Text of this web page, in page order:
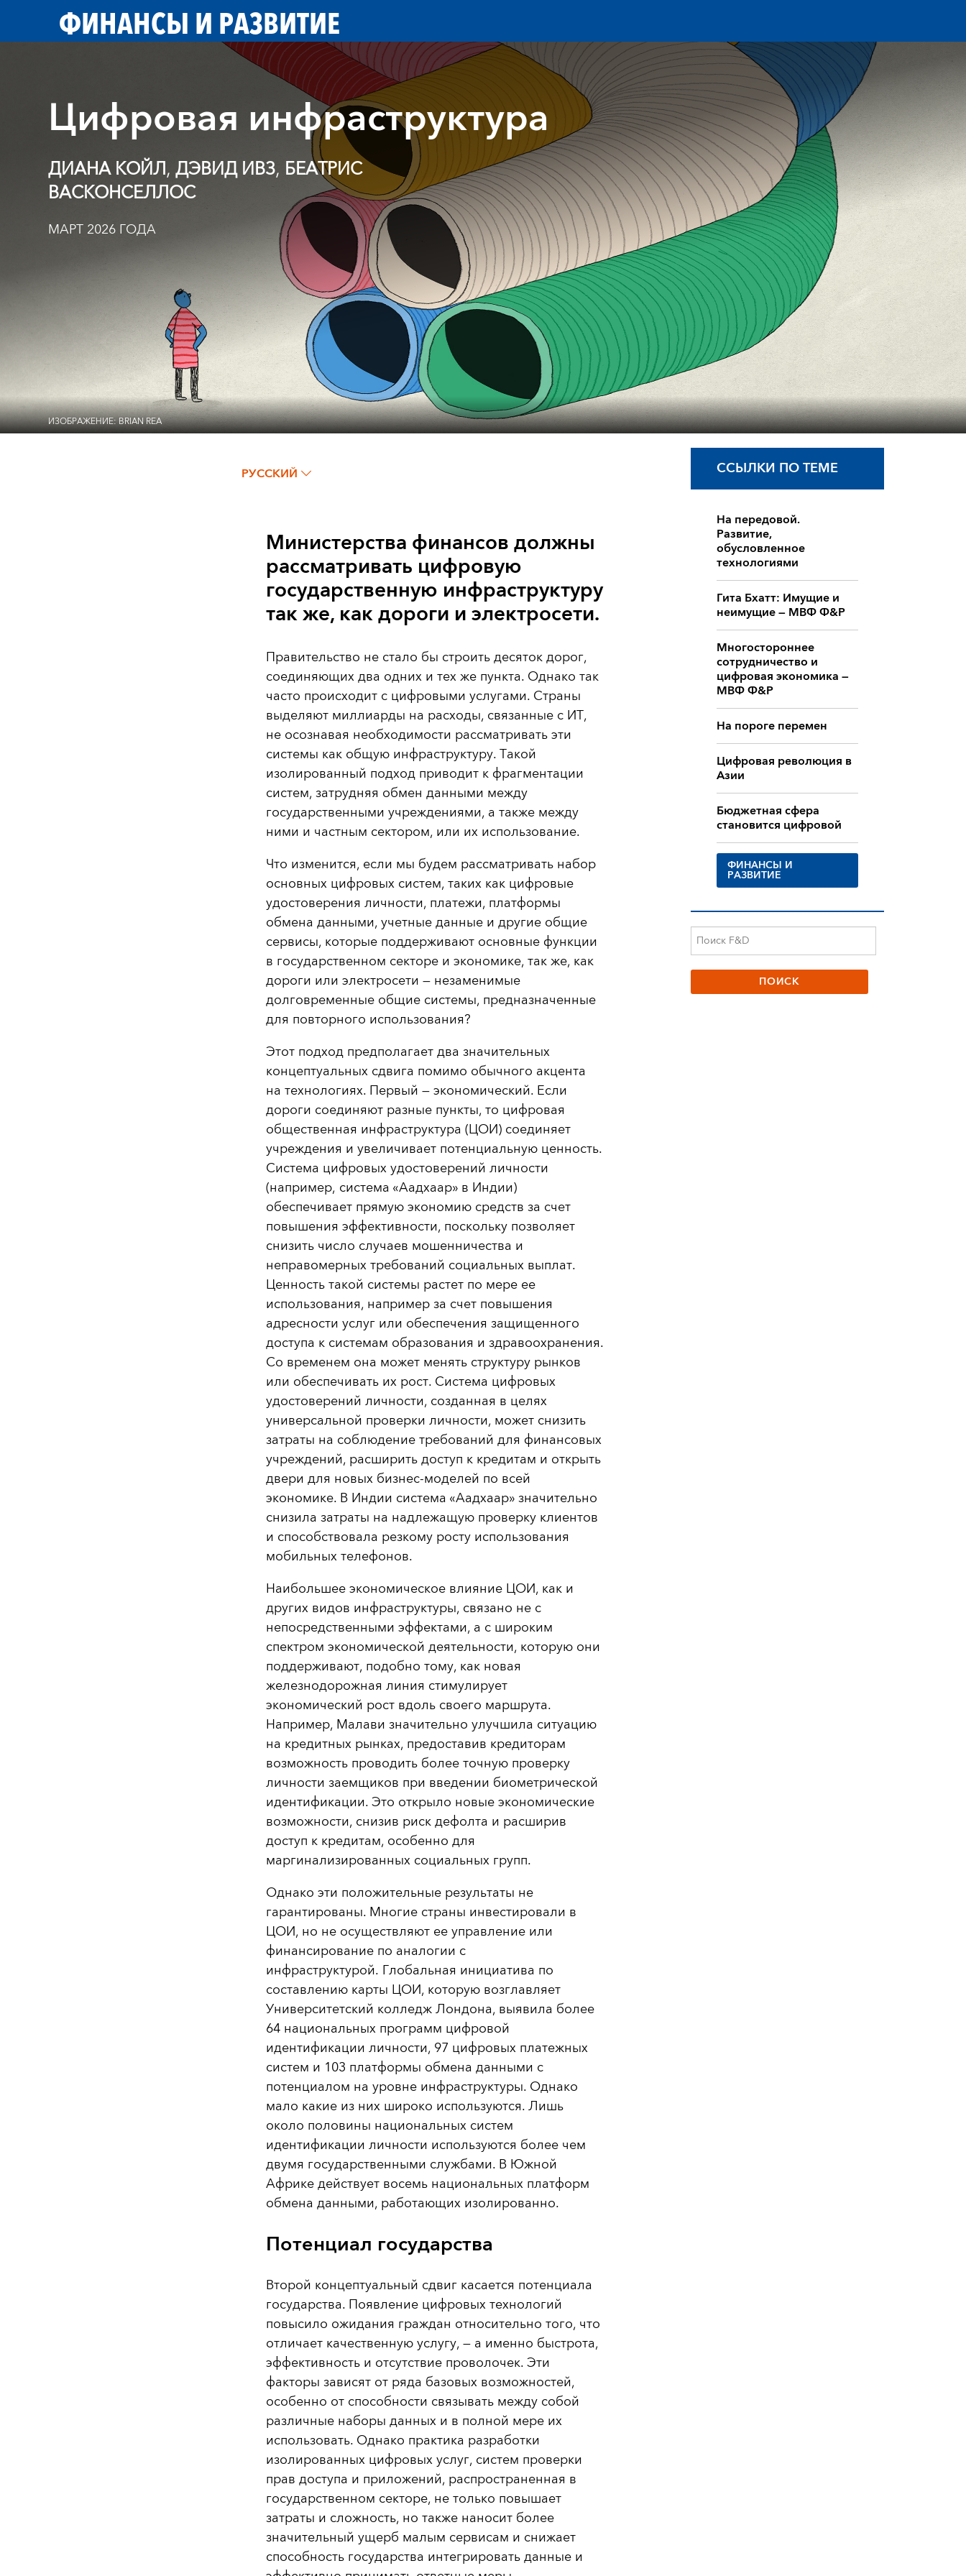
ФИНАНСЫ И РАЗВИТИЕ
Цифровая инфраструктура
ДИАНА КОЙЛ,ДЭВИД ИВЗ, БЕАТРИС
ВАСКОНСЕЛЛОС
МАРТ 2026 ГОДА
ИЗОБРАЖЕНИЕ: BRIAN REA
РУССКИЙ
Министерства финансов должны
рассматривать цифровую
государственную инфраструктуру
так же, как дороги и электросети.
Правительство не стало бы строить десяток дорог,
соединяющих два одних и тех же пункта. Однако так
часто происходит с цифровыми услугами. Страны
выделяют миллиарды на расходы, связанные с ИТ,
не осознавая необходимости рассматривать эти
системы как общую инфраструктуру. Такой
изолированный подход приводит к фрагментации
систем, затрудняя обмен данными между
государственными учреждениями, а также между
ними и частным сектором, или их использование.
Что изменится, если мы будем рассматривать набор
основных цифровых систем, таких как цифровые
удостоверения личности, платежи, платформы
обмена данными, учетные данные и другие общие
сервисы, которые поддерживают основные функции
в государственном секторе и экономике, так же, как
дороги или электросети — незаменимые
долговременные общие системы, предназначенные
для повторного использования?
Этот подход предполагает два значительных
концептуальных сдвига помимо обычного акцента
на технологиях. Первый — экономический. Если
дороги соединяют разные пункты, то цифровая
общественная инфраструктура (ЦОИ) соединяет
учреждения и увеличивает потенциальную ценность.
Система цифровых удостоверений личности
(например, система «Аадхаар» в Индии)
обеспечивает прямую экономию средств за счет
повышения эффективности, поскольку позволяет
снизить число случаев мошенничества и
неправомерных требований социальных выплат.
Ценность такой системы растет по мере ее
использования, например за счет повышения
адресности услуг или обеспечения защищенного
доступа к системам образования и здравоохранения.
Со временем она может менять структуру рынков
или обеспечивать их рост. Система цифровых
удостоверений личности, созданная в целях
универсальной проверки личности, может снизить
затраты на соблюдение требований для финансовых
учреждений, расширить доступ к кредитам и открыть
двери для новых бизнес-моделей по всей
экономике. В Индии система «Аадхаар» значительно
снизила затраты на надлежащую проверку клиентов
и способствовала резкому росту использования
мобильных телефонов.
Наибольшее экономическое влияние ЦОИ, как и
других видов инфраструктуры, связано не с
непосредственными эффектами, а с широким
спектром экономической деятельности, которую они
поддерживают, подобно тому, как новая
железнодорожная линия стимулирует
экономический рост вдоль своего маршрута.
Например, Малави значительно улучшила ситуацию
на кредитных рынках, предоставив кредиторам
возможность проводить более точную проверку
личности заемщиков при введении биометрической
идентификации. Это открыло новые экономические
возможности, снизив риск дефолта и расширив
доступ к кредитам, особенно для
маргинализированных социальных групп.
Однако эти положительные результаты не
гарантированы. Многие страны инвестировали в
ЦОИ, но не осуществляют ее управление или
финансирование по аналогии с
инфраструктурой. Глобальная инициатива по
составлению карты ЦОИ, которую возглавляет
Университетский колледж Лондона, выявила более
64 национальных программ цифровой
идентификации личности, 97 цифровых платежных
систем и 103 платформы обмена данными с
потенциалом на уровне инфраструктуры. Однако
мало какие из них широко используются. Лишь
около половины национальных систем
идентификации личности используются более чем
двумя государственными службами. В Южной
Африке действует восемь национальных платформ
обмена данными, работающих изолированно.
Потенциал государства
Второй концептуальный сдвиг касается потенциала
государства. Появление цифровых технологий
повысило ожидания граждан относительно того, что
отличает качественную услугу, — а именно быстрота,
эффективность и отсутствие проволочек. Эти
факторы зависят от ряда базовых возможностей,
особенно от способности связывать между собой
различные наборы данных и в полной мере их
использовать. Однако практика разработки
изолированных цифровых услуг, систем проверки
прав доступа и приложений, распространенная в
государственном секторе, не только повышает
затраты и сложность, но также наносит более
значительный ущерб малым сервисам и снижает
способность государства интегрировать данные и
ССЫЛКИ ПО ТЕМЕ
На передовой.
Развитие,
обусловленное
технологиями
Гита Бхатт: Имущие и
неимущие — МВФ Ф&Р
Многостороннее
сотрудничество и
цифровая экономика —
МВФ Ф&Р
На пороге перемен
Цифровая революция в
Азии
Бюджетная сфера
становится цифровой
ФИНАНСЫ И
РАЗВИТИЕ